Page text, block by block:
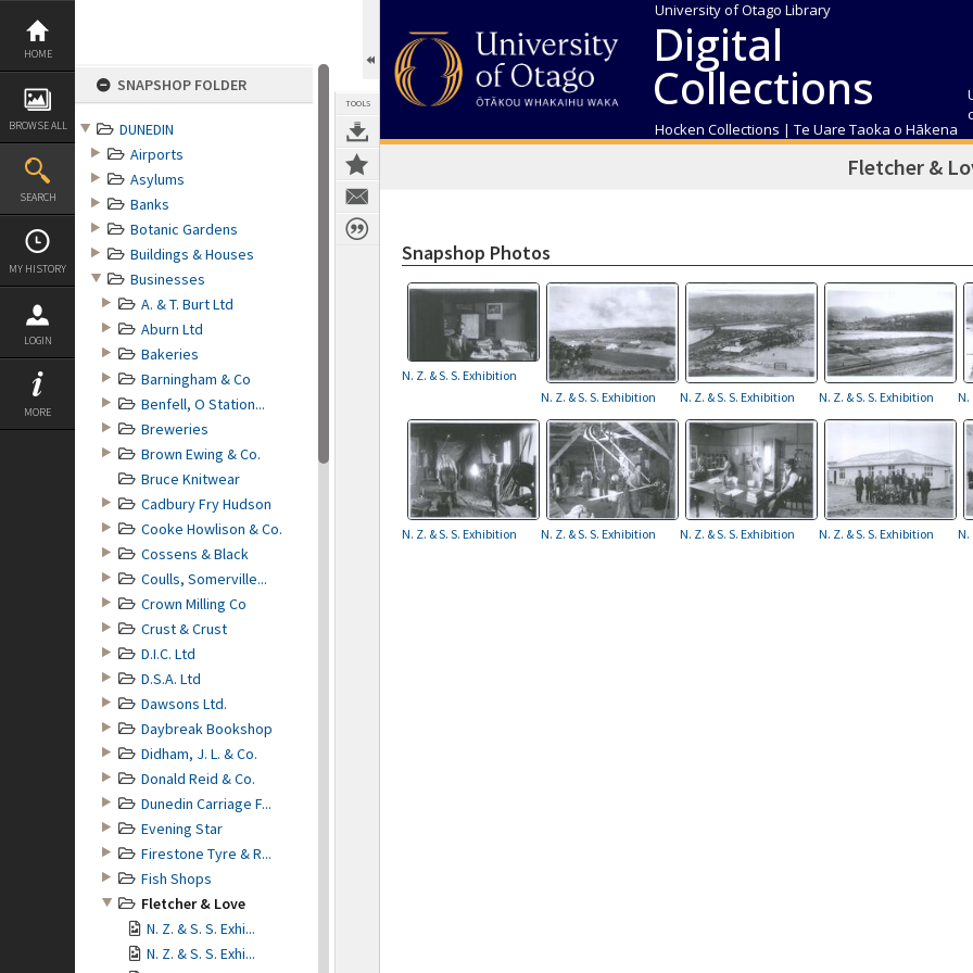
Skip
content
HOME
BROWSE ALL
SEARCH
MY HISTORY
LOGIN
MORE
SNAPSHOP FOLDER
DUNEDIN
Airports
Asylums
Banks
Botanic Gardens
Buildings & Houses
Businesses
A. & T. Burt Ltd
Aburn Ltd
Bakeries
Barningham & Co
Benfell, O Station...
Breweries
Brown Ewing & Co.
Bruce Knitwear
Cadbury Fry Hudson
Cooke Howlison & Co.
Cossens & Black
Coulls, Somerville...
Crown Milling Co
Crust & Crust
D.I.C. Ltd
D.S.A. Ltd
Dawsons Ltd.
Daybreak Bookshop
Didham, J. L. & Co.
Donald Reid & Co.
Dunedin Carriage F...
Evening Star
Firestone Tyre & R...
Fish Shops
Fletcher & Love
N. Z. & S. S. Exhi...
N. Z. & S. S. Exhi...
TOOLS
University of Otago Library
Digital
Collections
Hocken Collections | Te Uare Taoka o Hākena
Fletcher &
Snapshop Photos
N. Z. & S. S. Exhibition
N. Z. & S. S. Exhibition
N. Z. & S. S. Exhibition N. Z. & S. S. Exhibition N.
N. Z. & S. S. Exhibition N. Z. & S. S. Exhibition N. Z. & S. S. Exhibition N. Z. & S. S. Exhibition N.